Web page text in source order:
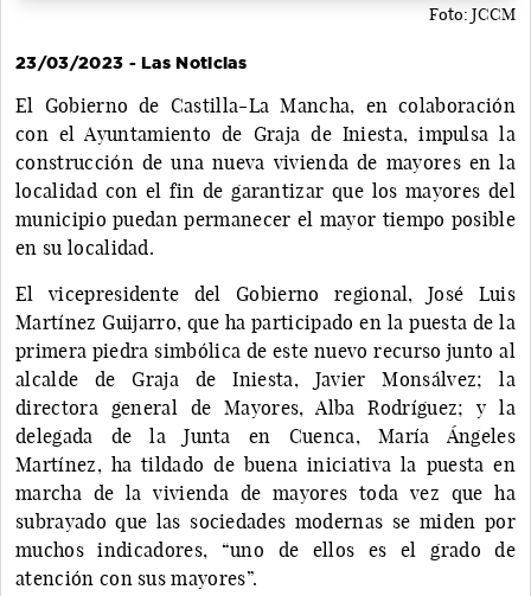
Foto: JCCM
23/03/2023 - Las Noticias
El Gobierno de Castilla-La Mancha, en colaboración
con el Ayuntamiento de Graja de Iniesta, impulsa la
construcción de una nueva vivienda de mayores en la
localidad con el fin de garantizar que los mayores del
municipio puedan permanecer el mayor tiempo posible
en su localidad.
El vicepresidente del Gobierno regional, José Luis
Martínez Guijarro, que ha participado en la puesta de la
primera piedra simbólica de este nuevo recurso junto al
alcalde de Graja de Iniesta, Javier Monsálvez; la
directora general de Mayores, Alba Rodríguez; y la
delegada de la Junta en Cuenca, María Ángeles
Martínez, ha tildado de buena iniciativa la puesta en
marcha de la vivienda de mayores toda vez que ha
subrayado que las sociedades modernas se miden por
muchos indicadores, “uno de ellos es el grado de
atención con sus mayores”.